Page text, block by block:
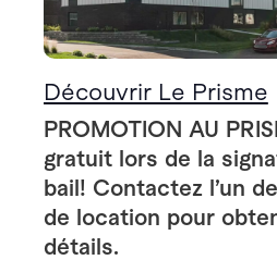
Découvrir Le Prisme
PROMOTION AU
gratuit lors de la
bail! Contactez l’un
de location pour
détails.